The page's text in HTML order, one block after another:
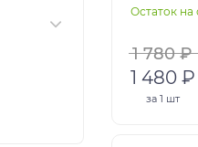
Остаток на
1 780 ₽
1 480 ₽
за 1 шт